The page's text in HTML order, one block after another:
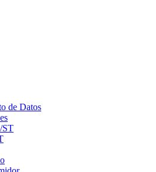
de Datos
in
ST
new